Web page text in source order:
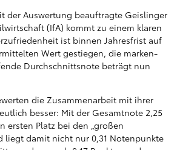
der Auswertung beauftragte Geislinger
(IfA) kommt zu einem klaren
ist binnen Jahresfrist auf
Wert gestiegen, die marken-
Durchschnittsnote beträgt nun
die Zusammenarbeit mit ihrer
besser: Mit der Gesamtnote 2,25
ersten Platz bei den „großen
liegt damit nicht nur 0,31 Notenpunkte